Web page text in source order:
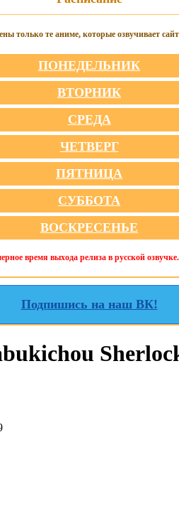
только те аниме, которые озвучивает
ПОНЕДЕЛЬНИК
ВТОРНИК
СРЕДА
ЧЕТВЕРГ
ПЯТНИЦА
СУББОТА
ВОСКРЕСЕНЬЕ
время выхода релиза в русской
Подпишись на наш ВК!